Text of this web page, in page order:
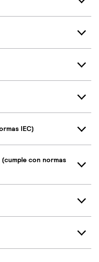
IEC)
con normas